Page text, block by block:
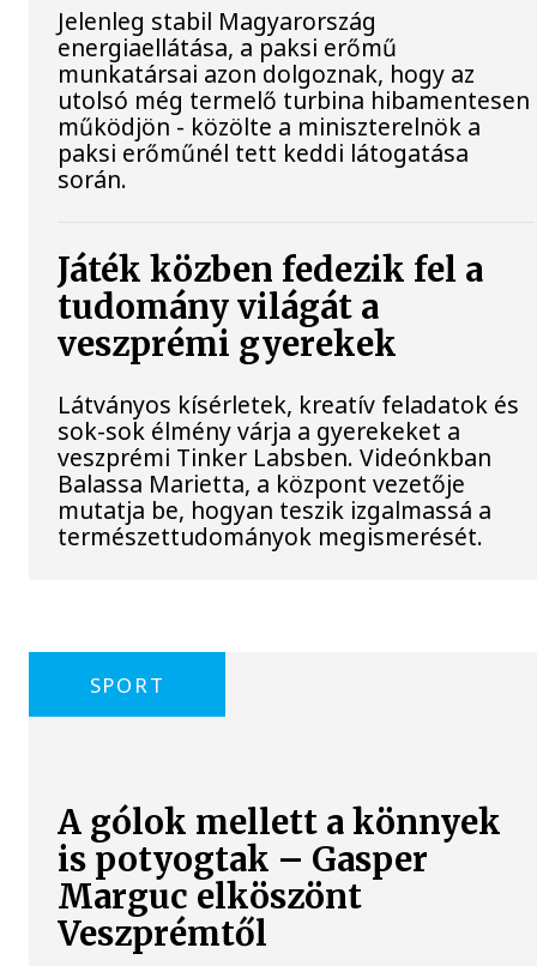
Jelenleg stabil Magyarország
energiaellátása, a paksi erőmű
munkatársai azon dolgoznak, hogy az
utolsó még termelő turbina hibamentesen
működjön - közölte a miniszterelnök a
paksi erőműnél tett keddi látogatása
során.
Játék közben fedezik fel a
tudomány világát a
veszprémi gyerekek
Látványos kísérletek, kreatív feladatok és
sok-sok élmény várja a gyerekeket a
veszprémi Tinker Labsben. Videónkban
Balassa Marietta, a központ vezetője
mutatja be, hogyan teszik izgalmassá a
természettudományok megismerését.
SPORT
A gólok mellett a könnyek
is potyogtak – Gasper
Marguc elköszönt
Veszprémtől